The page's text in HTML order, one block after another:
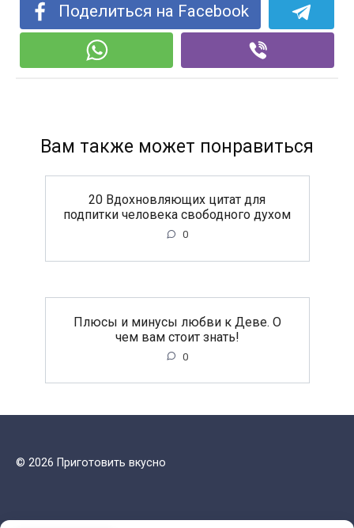
Поделиться на Facebook
Вам также может понравиться
20 Вдохновляющих цитат для
подпитки человека свободного духом
0
Плюсы и минусы любви к Деве. О
чем вам стоит знать!
0
© 2026 Приготовить вкусно